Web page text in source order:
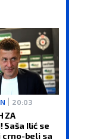
20:03
ZA
Saša Ilić se
crno-beli sa
vas novo
ljubavnom
vidu
ste doskora
kao prijatelja.
Solidno.